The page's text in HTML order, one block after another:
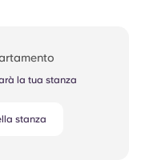
la tua stanza
stanza